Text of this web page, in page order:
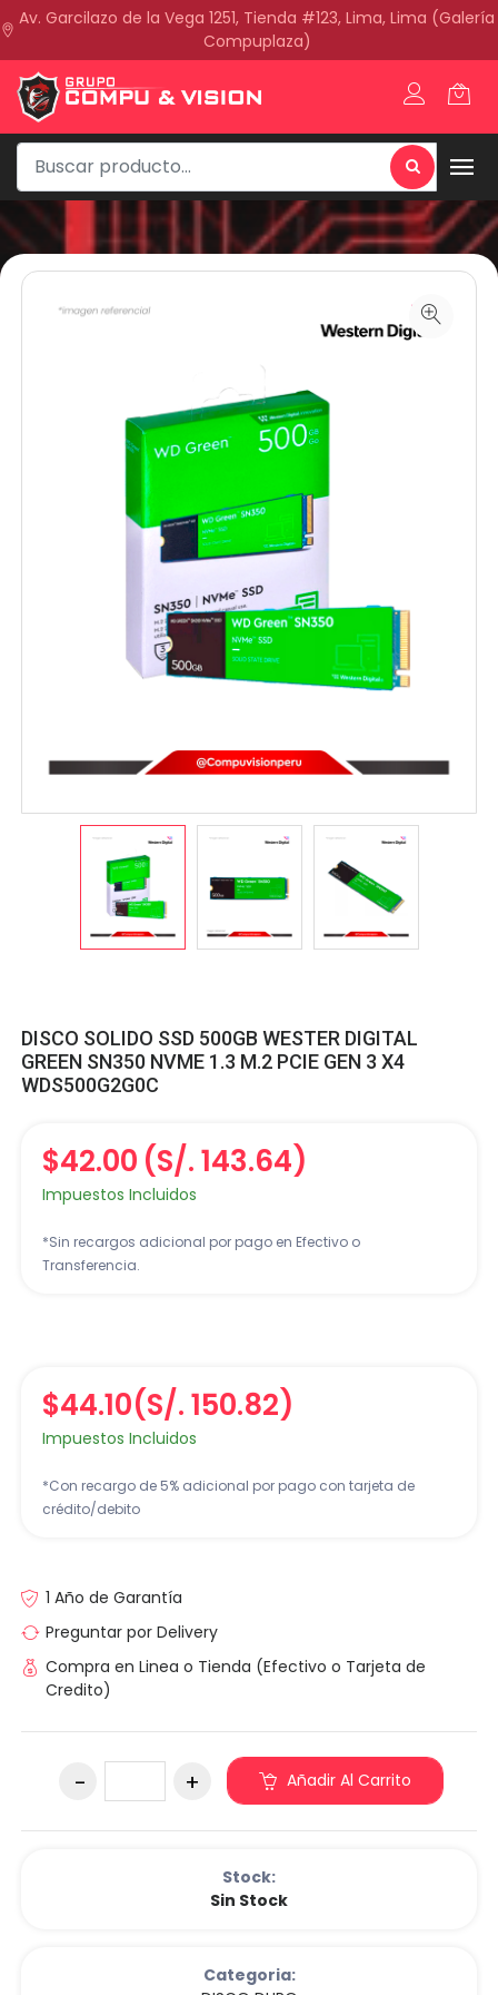
Av. Garcilazo de la Vega 1251, Tienda #123, Lima, Lima (Galería
Compuplaza)
DISCO SOLIDO SSD 500GB WESTER DIGITAL
GREEN SN350 NVME 1.3 M.2 PCIE GEN 3 X4
WDS500G2G0C
$42.00 (S/. 143.64)
Impuestos Incluidos
*Sin recargos adicional por pago en Efectivo o
Transferencia.
$44.10(S/. 150.82)
Impuestos Incluidos
*Con recargo de 5% adicional por pago con tarjeta de
crédito/debito
1 Año de Garantía
Preguntar por Delivery
Compra en Linea o Tienda (Efectivo o Tarjeta de
Credito)
Añadir Al Carrito
Stock:
Sin Stock
Categoria: